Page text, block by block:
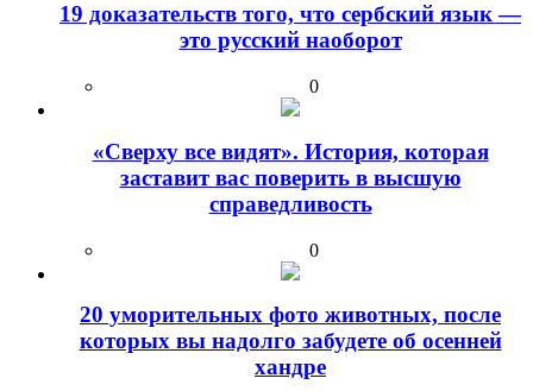
19 доказательств того, что сербский язык —
это русский наоборот
0
«Сверху все видят». История, которая
заставит вас поверить в высшую
справедливость
0
20 уморительных фото животных, после
которых вы надолго забудете об осенней
хандре